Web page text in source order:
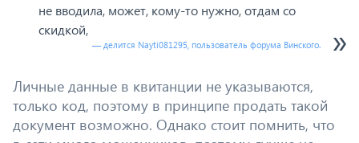
не вводила, может, кому-то нужно, отдам со
скидкой,
— делится Nayti081295, пользователь форума Винского.
Личные данные в квитанции не указываются,
только код, поэтому в принципе продать такой
документ возможно. Однако стоит помнить, что